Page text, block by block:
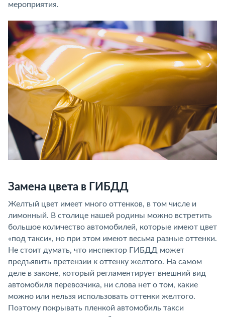
мероприятия.
Замена цвета в ГИБДД
Желтый цвет имеет много оттенков, в том числе и
лимонный. В столице нашей родины можно встретить
большое количество автомобилей, которые имеют цвет
«под такси», но при этом имеют весьма разные оттенки.
Не стоит думать, что инспектор ГИБДД может
предъявить претензии к оттенку желтого. На самом
деле в законе, который регламентирует внешний вид
автомобиля перевозчика, ни слова нет о том, какие
можно или нельзя использовать оттенки желтого.
Поэтому покрывать пленкой автомобиль такси